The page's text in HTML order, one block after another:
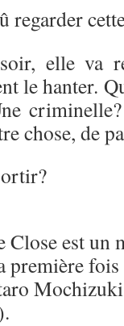
regarder
elle va
le hanter.
chose, de
est un
première fois